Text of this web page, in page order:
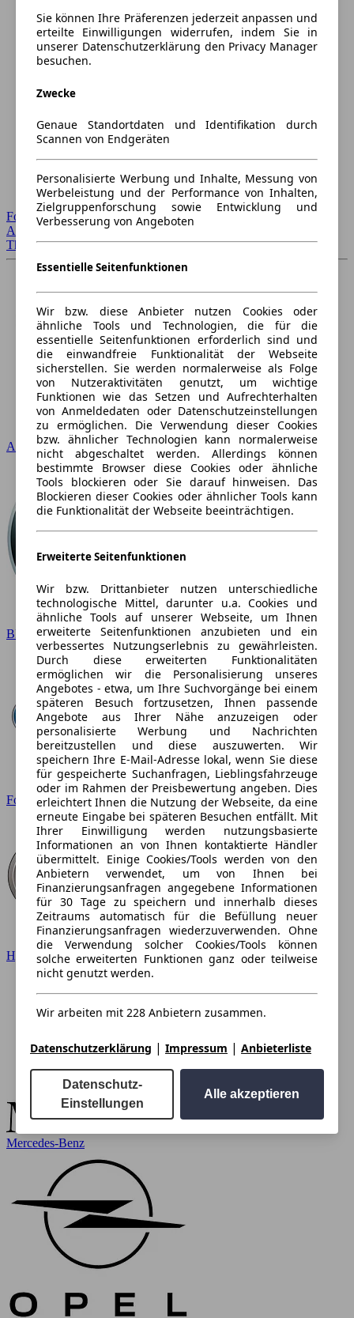
Forum Startseite
Alle Auto-Foren
Themen-Forum
Audi
BMW
Ford
Hyundai
Mercedes-Benz
Sie können Ihre Präferenzen jederzeit anpassen und
erteilte Einwilligungen widerrufen, indem Sie in
unserer Datenschutzerklärung den Privacy Manager
besuchen.
Zwecke
Genaue Standortdaten und Identifikation durch
Scannen von Endgeräten
Personalisierte Werbung und Inhalte, Messung von
Werbeleistung und der Performance von Inhalten,
Zielgruppenforschung sowie Entwicklung und
Verbesserung von Angeboten
Essentielle Seitenfunktionen
Wir bzw. diese Anbieter nutzen Cookies oder
ähnliche Tools und Technologien, die für die
essentielle Seitenfunktionen erforderlich sind und
die einwandfreie Funktionalität der Webseite
sicherstellen. Sie werden normalerweise als Folge
von Nutzeraktivitäten genutzt, um wichtige
Funktionen wie das Setzen und Aufrechterhalten
von Anmeldedaten oder Datenschutzeinstellungen
zu ermöglichen. Die Verwendung dieser Cookies
bzw. ähnlicher Technologien kann normalerweise
nicht abgeschaltet werden. Allerdings können
bestimmte Browser diese Cookies oder ähnliche
Tools blockieren oder Sie darauf hinweisen. Das
Blockieren dieser Cookies oder ähnlicher Tools kann
die Funktionalität der Webseite beeinträchtigen.
Erweiterte Seitenfunktionen
Wir bzw. Drittanbieter nutzen unterschiedliche
technologische Mittel, darunter u.a. Cookies und
ähnliche Tools auf unserer Webseite, um Ihnen
erweiterte Seitenfunktionen anzubieten und ein
verbessertes Nutzungserlebnis zu gewährleisten.
Durch diese erweiterten Funktionalitäten
ermöglichen wir die Personalisierung unseres
Angebotes - etwa, um Ihre Suchvorgänge bei einem
späteren Besuch fortzusetzen, Ihnen passende
Angebote aus Ihrer Nähe anzuzeigen oder
personalisierte Werbung und Nachrichten
bereitzustellen und diese auszuwerten. Wir
speichern Ihre E-Mail-Adresse lokal, wenn Sie diese
für gespeicherte Suchanfragen, Lieblingsfahrzeuge
oder im Rahmen der Preisbewertung angeben. Dies
erleichtert Ihnen die Nutzung der Webseite, da eine
erneute Eingabe bei späteren Besuchen entfällt. Mit
Ihrer Einwilligung werden nutzungsbasierte
Informationen an von Ihnen kontaktierte Händler
übermittelt. Einige Cookies/Tools werden von den
Anbietern verwendet, um von Ihnen bei
Finanzierungsanfragen angegebene Informationen
für 30 Tage zu speichern und innerhalb dieses
Zeitraums automatisch für die Befüllung neuer
Finanzierungsanfragen wiederzuverwenden. Ohne
die Verwendung solcher Cookies/Tools können
solche erweiterten Funktionen ganz oder teilweise
nicht genutzt werden.
Wir arbeiten mit 228 Anbietern zusammen.
Datenschutzerklärung | Impressum | Anbieterliste
Datenschutz-
Einstellungen
Alle akzeptieren